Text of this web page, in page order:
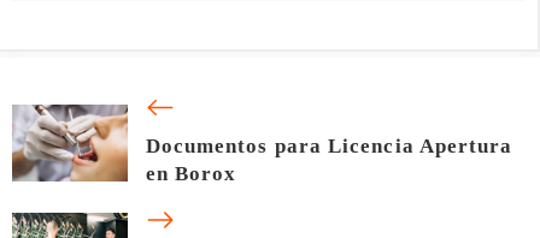
Documentos para Licencia Apertura
en Borox